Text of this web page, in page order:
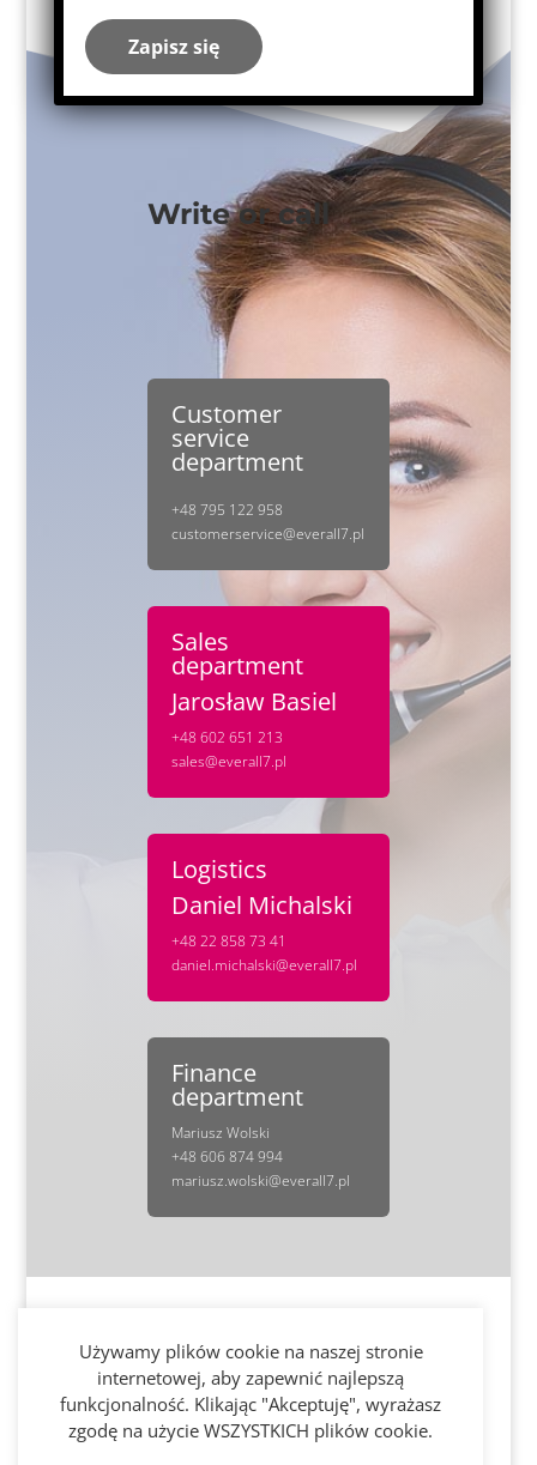
Write or call
Customer
service
department
+48 795 122 958
customerservice@everall7.pl
Sales
department
Jarosław Basiel
+48 602 651 213
sales@everall7.pl
Logistics
Daniel Michalski
+48 22 858 73 41
daniel.michalski@everall7.pl
Finance
department
Mariusz Wolski
+48 606 874 994
mariusz.wolski@everall7.pl
Używamy plików cookie na naszej stronie
internetowej, aby zapewnić najlepszą
funkcjonalność. Klikając "Akceptuję", wyrażasz
zgodę na użycie WSZYSTKICH plików cookie.